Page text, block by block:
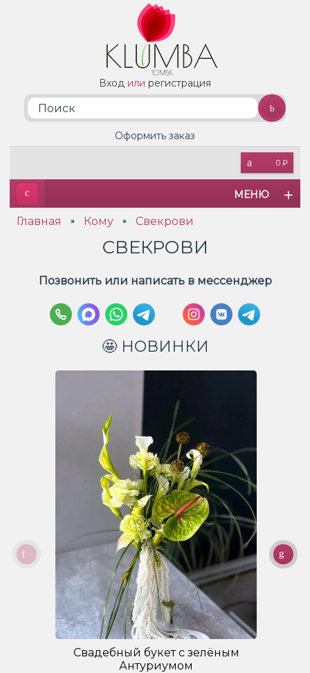
Вход или регистрация
0 ₽
Оформить заказ
МЕНЮ
Главная » Кому » Свекрови
СВЕКРОВИ
Позвонить или написать в мессенджер
🤩 НОВИНКИ
Свадебный букет с зелёным
Антуриумом